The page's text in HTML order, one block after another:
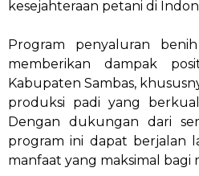
kesejahteraan petani di
Program penyaluran
memberikan dampak
Kabupaten Sambas,
produksi padi yang
Dengan dukungan dari
program ini dapat berjalan
manfaat yang maksimal bagi